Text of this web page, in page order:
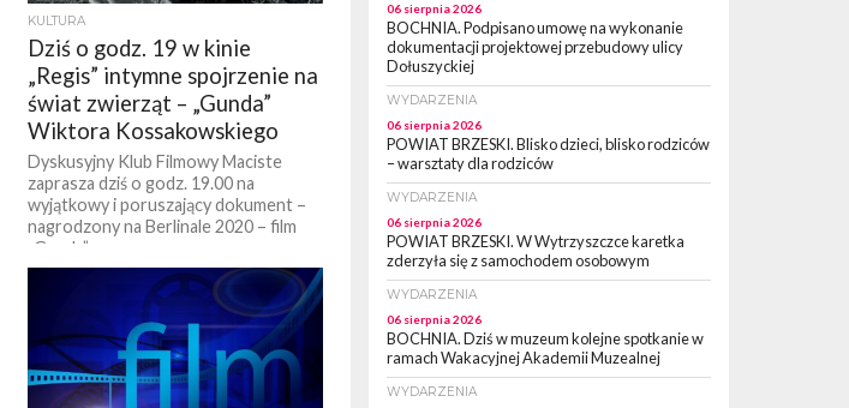
KULTURA
Dziś o godz. 19 w kinie
„Regis” intymne spojrzenie na
świat zwierząt – „Gunda”
Wiktora Kossakowskiego
Dyskusyjny Klub Filmowy Maciste
zaprasza dziś o godz. 19.00 na
wyjątkowy i poruszający dokument –
nagrodzony na Berlinale 2020 – film
„Gunda”....
06 sierpnia 2026
BOCHNIA. Podpisano umowę na wykonanie
dokumentacji projektowej przebudowy ulicy
Dołuszyckiej
WYDARZENIA
06 sierpnia 2026
POWIAT BRZESKI. Blisko dzieci, blisko rodziców
– warsztaty dla rodziców
WYDARZENIA
06 sierpnia 2026
POWIAT BRZESKI. W Wytrzyszczce karetka
zderzyła się z samochodem osobowym
WYDARZENIA
06 sierpnia 2026
BOCHNIA. Dziś w muzeum kolejne spotkanie w
ramach Wakacyjnej Akademii Muzealnej
WYDARZENIA